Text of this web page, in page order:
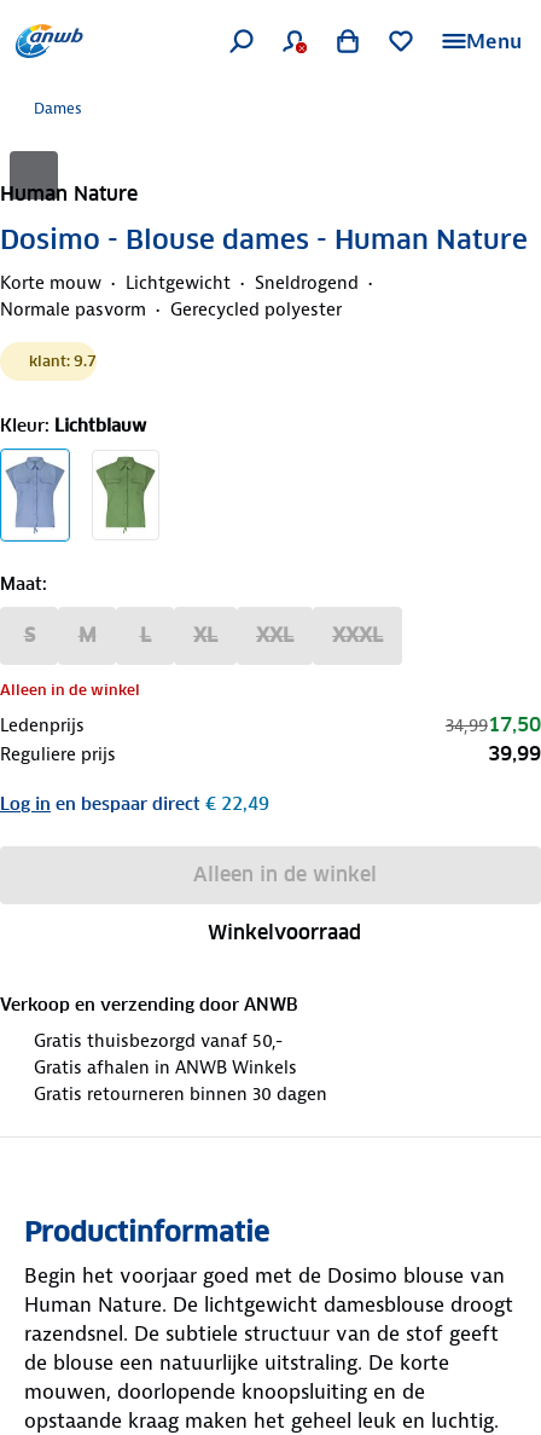
Menu
Dames
Human Nature
Dosimo - Blouse dames - Human Nature
Korte mouw Lichtgewicht
Sneldrogend
Normale pasvorm
Gerecycled polyester
klant: 9.7
Kleur: Lichtblauw
Maat:
S M L XL XXL XXXL
Alleen in de winkel
Ledenprijs 34,9917,50
Reguliere prijs 39,99
Log in en bespaar direct € 22,49
Alleen in de winkel
Winkelvoorraad
Verkoop en verzending door ANWB
Gratis thuisbezorgd vanaf 50,-
Gratis afhalen in ANWB Winkels
Gratis retourneren binnen 30 dagen
Productinformatie
Begin het voorjaar goed met de Dosimo blouse van
Human Nature. De lichtgewicht damesblouse droogt
razendsnel. De subtiele structuur van de stof geeft
de blouse een natuurlijke uitstraling. De korte
mouwen, doorlopende knoopsluiting en de
opstaande kraag maken het geheel leuk en luchtig.